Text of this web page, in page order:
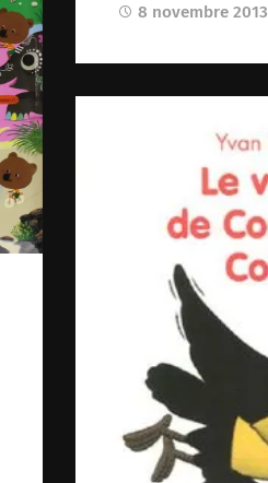
8 novembre 2013